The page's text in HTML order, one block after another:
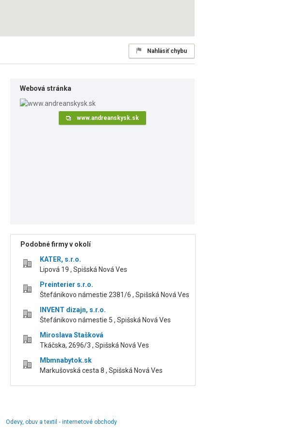
Nahlásiť chybu
Webová stránka
www.andreanskysk.sk
Podobné firmy v okolí
KATER, s.r.o.
Lipová 19 , Spišská Nová Ves
Preinterier s.r.o.
Štefánikovo námestie 2381/6 , Spišská Nová Ves
INVENT dizajn, s.r.o.
Štefánikovo námestie 5 , Spišská Nová Ves
Miroslava Stašková
Tkáčska, 2696/3 , Spišská Nová Ves
Mbmnabytok.sk
Markušovská cesta 8 , Spišská Nová Ves
Odevy, obuv a textil ‑ internetové obchody